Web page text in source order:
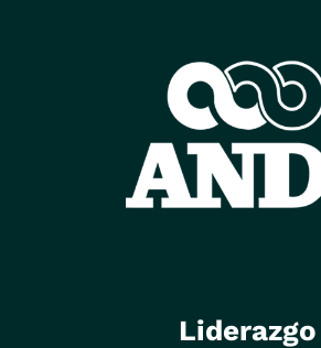
Liderazgo